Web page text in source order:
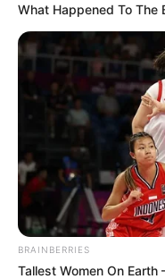
What Happened To The
BRAINBERRIES
Tallest Women On